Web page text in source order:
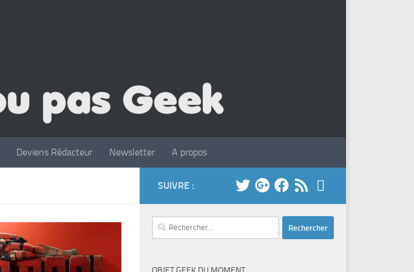
Deviens Rédacteur Newsletter A propos
SUIVRE :
Rechercher :